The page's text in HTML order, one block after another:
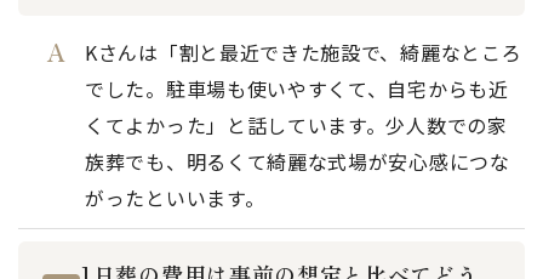
Kさんは「割と最近できた施設で、綺麗なところ
でした。駐車場も使いやすくて、自宅からも近
くてよかった」と話しています。少人数での家
族葬でも、明るくて綺麗な式場が安心感につな
がったといいます。